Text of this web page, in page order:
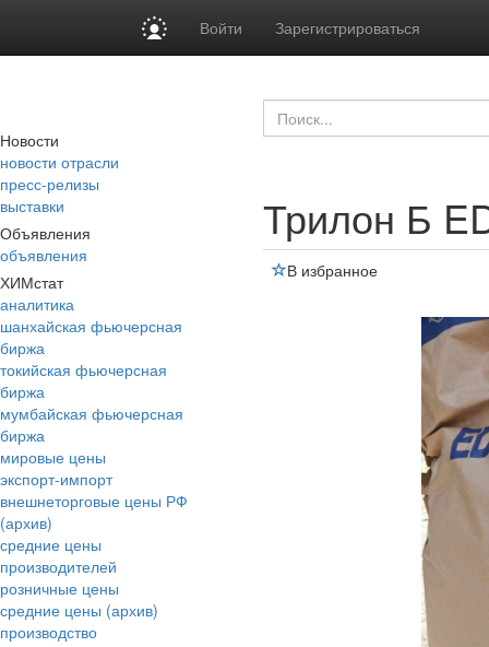
Войти Зарегистрироваться
Новости
новости отрасли
пресс-релизы
выставки
Объявления
объявления
ХИМстат
аналитика
шанхайская фьючерсная
биржа
токийская фьючерсная
биржа
мумбайская фьючерсная
биржа
мировые цены
экспорт-импорт
внешнеторговые цены РФ
(архив)
средние цены
производителей
розничные цены
средние цены (архив)
производство
Трилон Б
В избранное